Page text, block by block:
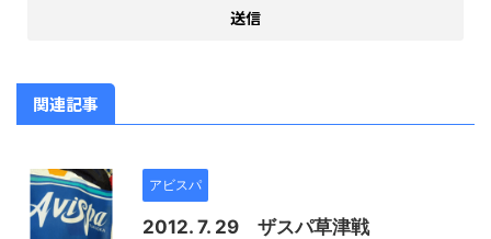
関連記事
アビスパ
2012. 7. 29 ザスパ草津戦